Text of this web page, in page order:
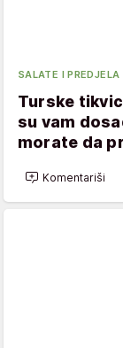
SALATE I PREDJELA
Turske
su vam
morate da
Komentariši